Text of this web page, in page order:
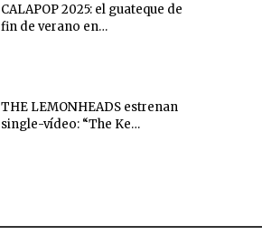
CALAPOP 2025: el guateque de
fin de verano en…
THE LEMONHEADS estrenan
single-vídeo: “The Ke…